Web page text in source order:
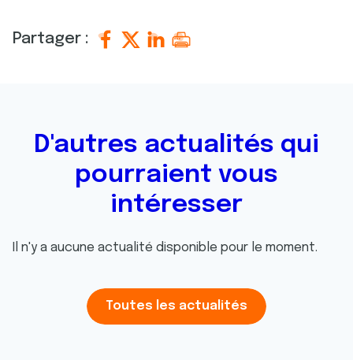
Partager :
D'autres actualités qui
pourraient vous
intéresser
Il n'y a aucune actualité disponible pour le moment.
Toutes les actualités